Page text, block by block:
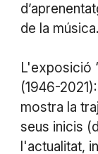
de la música.
L'exposició
(1946-
mostra la
seus inicis
l'actualitat,